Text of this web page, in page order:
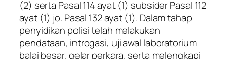
(2) serta Pasal 114 ayat (1) subsider Pasal 112
ayat (1) jo. Pasal 132 ayat (1). Dalam tahap
penyidikan polisi telah melakukan
pendataan, introgasi, uji awal laboratorium
balai besar, gelar perkara, serta melengkapi